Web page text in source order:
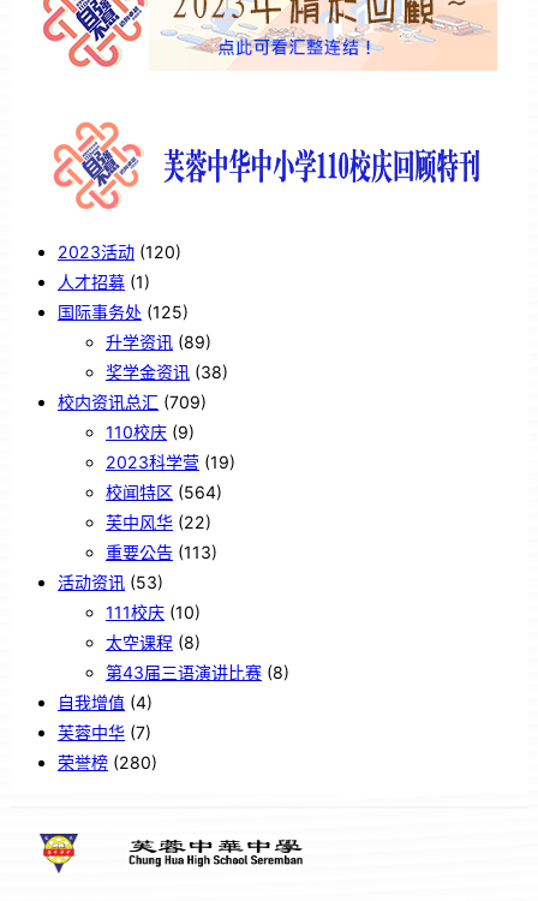
2023活动 (120)
人才招募 (1)
国际事务处 (125)
升学资讯 (89)
奖学金资讯 (38)
校内资讯总汇 (709)
110校庆 (9)
2023科学营 (19)
校闻特区 (564)
芙中风华 (22)
重要公告 (113)
活动资讯 (53)
111校庆 (10)
太空课程 (8)
第43届三语演讲比赛 (8)
自我增值 (4)
芙蓉中华 (7)
荣誉榜 (280)